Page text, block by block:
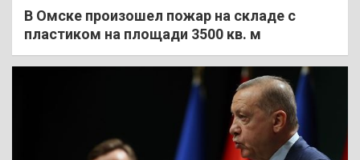
В Омске произошел пожар на складе с
пластиком на площади 3500 кв. м